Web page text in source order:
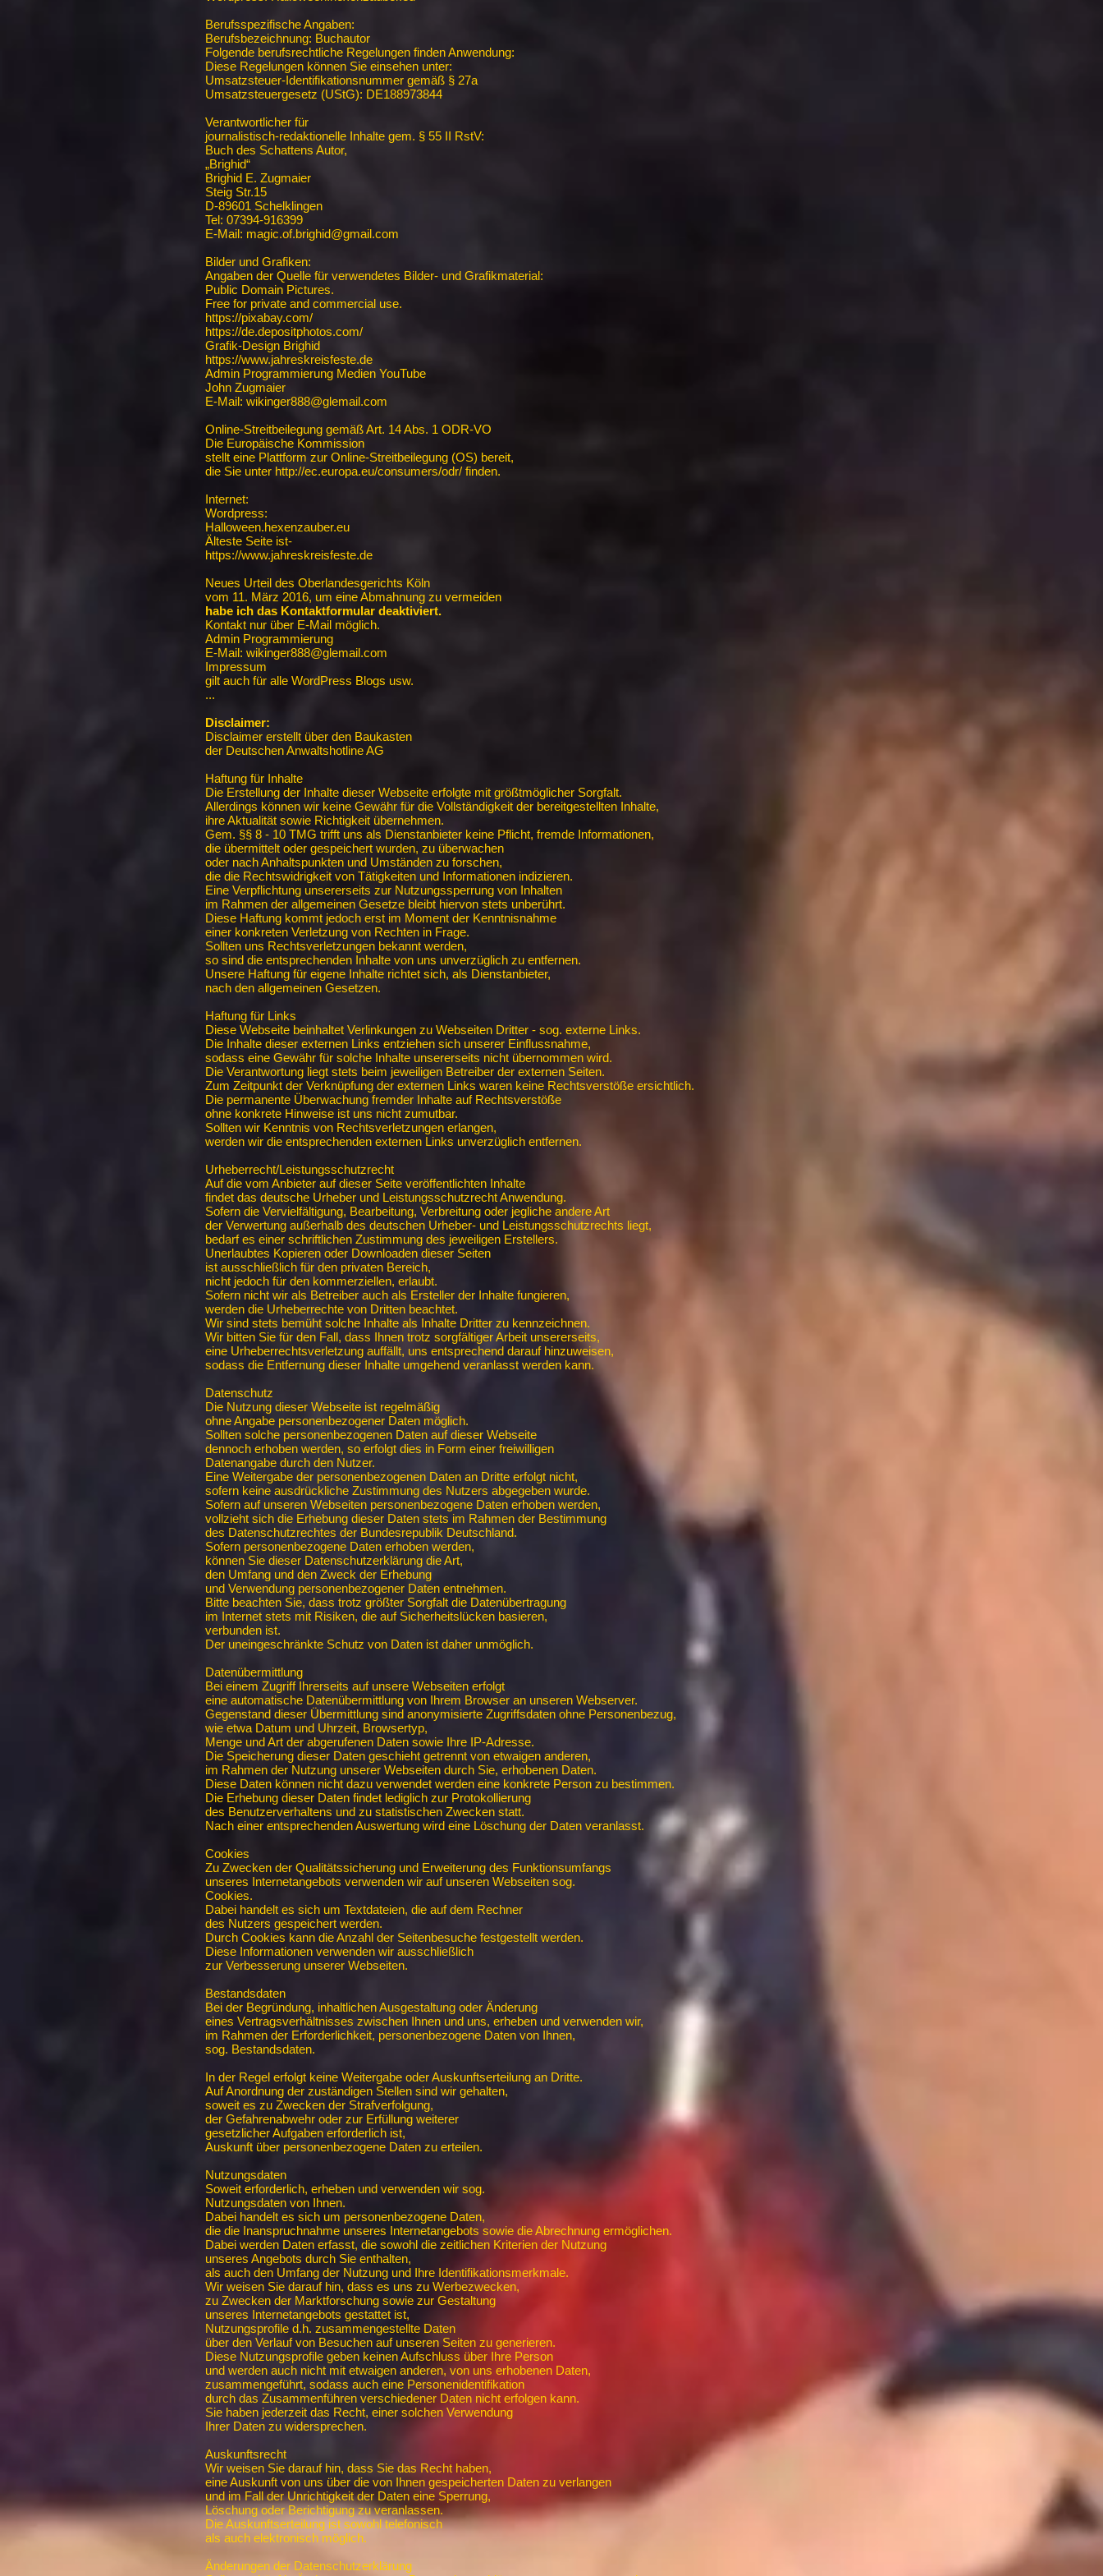
Berufsspezifische Angaben:
Berufsbezeichnung: Buchautor
Folgende berufsrechtliche Regelungen finden Anwendung:
Diese Regelungen können Sie einsehen unter:
Umsatzsteuer-Identifikationsnummer gemäß § 27a
Umsatzsteuergesetz (UStG): DE188973844
Verantwortlicher für
journalistisch-redaktionelle Inhalte gem. § 55 II RstV:
Buch des Schattens Autor,
„Brighid“
Brighid E. Zugmaier
Steig Str.15
D-89601 Schelklingen
Tel: 07394-916399
E-Mail: magic.of.brighid@gmail.com
Bilder und Grafiken:
Angaben der Quelle für verwendetes Bilder- und Grafikmaterial:
Public Domain Pictures.
Free for private and commercial use.
https://pixabay.com/
https://de.depositphotos.com/
Grafik-Design Brighid
https://www.jahreskreisfeste.de
Admin Programmierung Medien YouTube
John Zugmaier
E-Mail: wikinger888@glemail.com
Online-Streitbeilegung gemäß Art. 14 Abs. 1 ODR-VO
Die Europäische Kommission
stellt eine Plattform zur Online-Streitbeilegung (OS) bereit,
die Sie unter http://ec.europa.eu/consumers/odr/ finden.
Internet:
Wordpress:
Halloween.hexenzauber.eu
Älteste Seite ist-
https://www.jahreskreisfeste.de
Neues Urteil des Oberlandesgerichts Köln
vom 11. März 2016, um eine Abmahnung zu vermeiden
habe ich das Kontaktformular deaktiviert.
Kontakt nur über E-Mail möglich.
Admin Programmierung
E-Mail: wikinger888@glemail.com
Impressum
gilt auch für alle WordPress Blogs usw.
...
Disclaimer:
Disclaimer erstellt über den Baukasten
der Deutschen Anwaltshotline AG
Haftung für Inhalte
Die Erstellung der Inhalte dieser Webseite erfolgte mit größtmöglicher Sorgfalt.
Allerdings können wir keine Gewähr für die Vollständigkeit der bereitgestellten Inhalte,
ihre Aktualität sowie Richtigkeit übernehmen.
Gem. §§ 8 - 10 TMG trifft uns als Dienstanbieter keine Pflicht, fremde Informationen,
die übermittelt oder gespeichert wurden, zu überwachen
oder nach Anhaltspunkten und Umständen zu forschen,
die die Rechtswidrigkeit von Tätigkeiten und Informationen indizieren.
Eine Verpflichtung unsererseits zur Nutzungssperrung von Inhalten
im Rahmen der allgemeinen Gesetze bleibt hiervon stets unberührt.
Diese Haftung kommt jedoch erst im Moment der Kenntnisnahme
einer konkreten Verletzung von Rechten in Frage.
Sollten uns Rechtsverletzungen bekannt werden,
so sind die entsprechenden Inhalte von uns unverzüglich zu entfernen.
Unsere Haftung für eigene Inhalte richtet sich, als Dienstanbieter,
nach den allgemeinen Gesetzen.
Haftung für Links
Diese Webseite beinhaltet Verlinkungen zu Webseiten Dritter - sog. externe Links.
Die Inhalte dieser externen Links entziehen sich unserer Einflussnahme,
sodass eine Gewähr für solche Inhalte unsererseits nicht übernommen wird.
Die Verantwortung liegt stets beim jeweiligen Betreiber der externen Seiten.
Zum Zeitpunkt der Verknüpfung der externen Links waren keine Rechtsverstöße ersichtlich.
Die permanente Überwachung fremder Inhalte auf Rechtsverstöße
ohne konkrete Hinweise ist uns nicht zumutbar.
Sollten wir Kenntnis von Rechtsverletzungen erlangen,
werden wir die entsprechenden externen Links unverzüglich entfernen.
Urheberrecht/Leistungsschutzrecht
Auf die vom Anbieter auf dieser Seite veröffentlichten Inhalte
findet das deutsche Urheber und Leistungsschutzrecht Anwendung.
Sofern die Vervielfältigung, Bearbeitung, Verbreitung oder jegliche andere Art
der Verwertung außerhalb des deutschen Urheber- und Leistungsschutzrechts liegt,
bedarf es einer schriftlichen Zustimmung des jeweiligen Erstellers.
Unerlaubtes Kopieren oder Downloaden dieser Seiten
ist ausschließlich für den privaten Bereich,
nicht jedoch für den kommerziellen, erlaubt.
Sofern nicht wir als Betreiber auch als Ersteller der Inhalte fungieren,
werden die Urheberrechte von Dritten beachtet.
Wir sind stets bemüht solche Inhalte als Inhalte Dritter zu kennzeichnen.
Wir bitten Sie für den Fall, dass Ihnen trotz sorgfältiger Arbeit unsererseits,
eine Urheberrechtsverletzung auffällt, uns entsprechend darauf hinzuweisen,
sodass die Entfernung dieser Inhalte umgehend veranlasst werden kann.
Datenschutz
Die Nutzung dieser Webseite ist regelmäßig
ohne Angabe personenbezogener Daten möglich.
Sollten solche personenbezogenen Daten auf dieser Webseite
dennoch erhoben werden, so erfolgt dies in Form einer freiwilligen
Datenangabe durch den Nutzer.
Eine Weitergabe der personenbezogenen Daten an Dritte erfolgt nicht,
sofern keine ausdrückliche Zustimmung des Nutzers abgegeben wurde.
Sofern auf unseren Webseiten personenbezogene Daten erhoben werden,
vollzieht sich die Erhebung dieser Daten stets im Rahmen der Bestimmung
des Datenschutzrechtes der Bundesrepublik Deutschland.
Sofern personenbezogene Daten erhoben werden,
können Sie dieser Datenschutzerklärung die Art,
den Umfang und den Zweck der Erhebung
und Verwendung personenbezogener Daten entnehmen.
Bitte beachten Sie, dass trotz größter Sorgfalt die Datenübertragung
im Internet stets mit Risiken, die auf Sicherheitslücken basieren,
verbunden ist.
Der uneingeschränkte Schutz von Daten ist daher unmöglich.
Datenübermittlung
Bei einem Zugriff Ihrerseits auf unsere Webseiten erfolgt
eine automatische Datenübermittlung von Ihrem Browser an unseren Webserver.
Gegenstand dieser Übermittlung sind anonymisierte Zugriffsdaten ohne Personenbezug,
wie etwa Datum und Uhrzeit, Browsertyp,
Menge und Art der abgerufenen Daten sowie Ihre IP-Adresse.
Die Speicherung dieser Daten geschieht getrennt von etwaigen anderen,
im Rahmen der Nutzung unserer Webseiten durch Sie, erhobenen Daten.
Diese Daten können nicht dazu verwendet werden eine konkrete Person zu bestimmen.
Die Erhebung dieser Daten findet lediglich zur Protokollierung
des Benutzerverhaltens und zu statistischen Zwecken statt.
Nach einer entsprechenden Auswertung wird eine Löschung der Daten veranlasst.
Cookies
Zu Zwecken der Qualitätssicherung und Erweiterung des Funktionsumfangs
unseres Internetangebots verwenden wir auf unseren Webseiten sog.
Cookies.
Dabei handelt es sich um Textdateien, die auf dem Rechner
des Nutzers gespeichert werden.
Durch Cookies kann die Anzahl der Seitenbesuche festgestellt werden.
Diese Informationen verwenden wir ausschließlich
zur Verbesserung unserer Webseiten.
Bestandsdaten
Bei der Begründung, inhaltlichen Ausgestaltung oder Änderung
eines Vertragsverhältnisses zwischen Ihnen und uns, erheben und verwenden wir,
im Rahmen der Erforderlichkeit, personenbezogene Daten von Ihnen,
sog. Bestandsdaten.
In der Regel erfolgt keine Weitergabe oder Auskunftserteilung an Dritte.
Auf Anordnung der zuständigen Stellen sind wir gehalten,
soweit es zu Zwecken der Strafverfolgung,
der Gefahrenabwehr oder zur Erfüllung weiterer
gesetzlicher Aufgaben erforderlich ist,
Auskunft über personenbezogene Daten zu erteilen.
Nutzungsdaten
Soweit erforderlich, erheben und verwenden wir sog.
Nutzungsdaten von Ihnen.
Dabei handelt es sich um personenbezogene Daten,
die die Inanspruchnahme unseres Internetangebots sowie die Abrechnung ermöglichen.
Dabei werden Daten erfasst, die sowohl die zeitlichen Kriterien der Nutzung
unseres Angebots durch Sie enthalten,
als auch den Umfang der Nutzung und Ihre Identifikationsmerkmale.
Wir weisen Sie darauf hin, dass es uns zu Werbezwecken,
zu Zwecken der Marktforschung sowie zur Gestaltung
unseres Internetangebots gestattet ist,
Nutzungsprofile d.h. zusammengestellte Daten
über den Verlauf von Besuchen auf unseren Seiten zu generieren.
Diese Nutzungsprofile geben keinen Aufschluss über Ihre Person
und werden auch nicht mit etwaigen anderen, von uns erhobenen Daten,
zusammengeführt, sodass auch eine Personenidentifikation
durch das Zusammenführen verschiedener Daten nicht erfolgen kann.
Sie haben jederzeit das Recht, einer solchen Verwendung
Ihrer Daten zu widersprechen.
Auskunftsrecht
Wir weisen Sie darauf hin, dass Sie das Recht haben,
eine Auskunft von uns über die von Ihnen gespeicherten Daten zu verlangen
und im Fall der Unrichtigkeit der Daten eine Sperrung,
Löschung oder Berichtigung zu veranlassen.
Die Auskunftserteilung ist sowohl telefonisch
als auch elektronisch möglich.
Änderungen der Datenschutzerklärung